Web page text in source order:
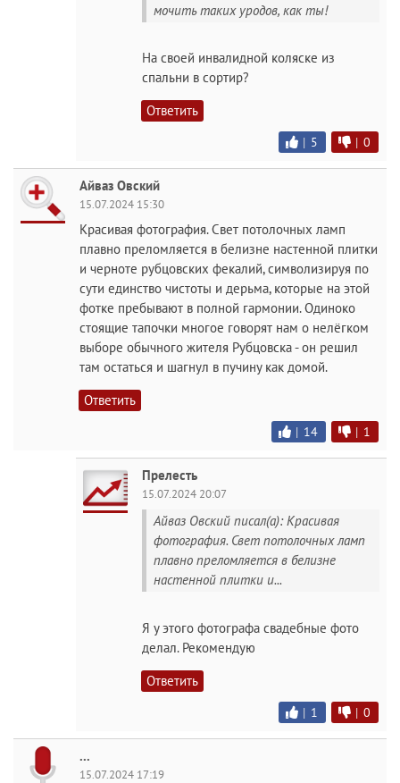
мочить таких уродов, как ты!
На своей инвалидной коляске из
спальни в сортир?
Ответить
| 5 | 0
Айваз Овский
15.07.2024 15:30
Красивая фотография. Свет потолочных ламп
плавно преломляется в белизне настенной плитки
и черноте рубцовских фекалий, символизируя по
сути единство чистоты и дepьма, которые на этой
фотке пребывают в полной гармонии. Одиноко
стоящие тапочки многое говорят нам о нелёгком
выборе обычного жителя Рубцовска - он решил
там остаться и шагнул в пучину как домой.
Ответить
| 14 | 1
Прелесть
15.07.2024 20:07
Айваз Овский писал(а): Красивая
фотография. Свет потолочных ламп
плавно преломляется в белизне
настенной плитки и...
Я у этого фотографа свадебные фото
делал. Рекомендую
Ответить
| 1 | 0
...
15.07.2024 17:19